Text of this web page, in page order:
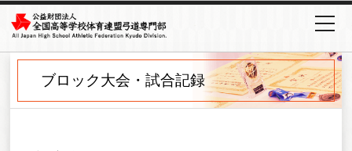
ブロック大会・試合記録